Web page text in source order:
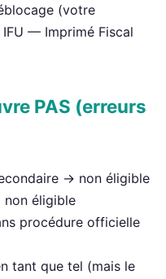
(votre
— Imprimé Fiscal
PAS (erreurs
→ non éligible
éligible
procédure officielle
tant que tel (mais le